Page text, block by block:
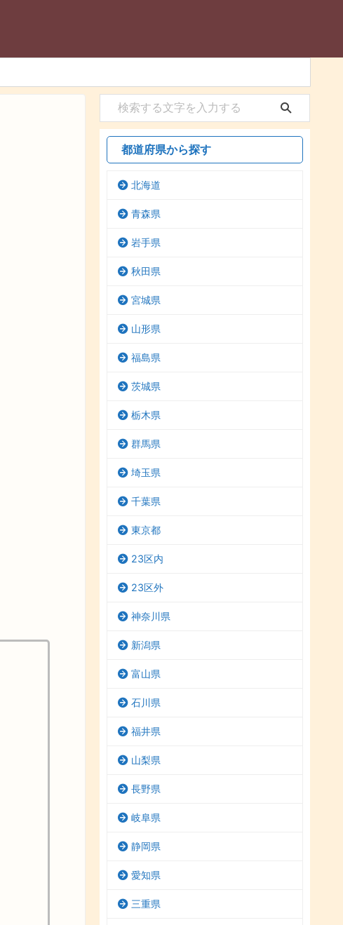
都道府県から探す
北海道
青森県
岩手県
秋田県
宮城県
山形県
福島県
茨城県
栃木県
群馬県
埼玉県
千葉県
東京都
23区内
23区外
神奈川県
新潟県
富山県
石川県
福井県
山梨県
長野県
岐阜県
静岡県
愛知県
三重県